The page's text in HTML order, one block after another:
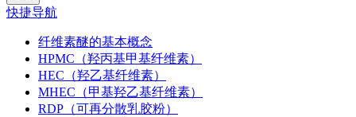
快捷导航
纤维素醚的基本概念
HPMC（羟丙基甲基纤维素）
HEC（羟乙基纤维素）
MHEC（甲基羟乙基纤维素）
RDP（可再分散乳胶粉）